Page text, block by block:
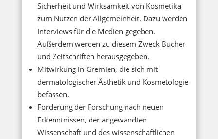
Sicherheit und Wirksamkeit von Kosmetika
zum Nutzen der Allgemeinheit. Dazu werden
Interviews für die Medien gegeben.
Außerdem werden zu diesem Zweck Bücher
und Zeitschriften herausgegeben.
Mitwirkung in Gremien, die sich mit
dermatologischer Ästhetik und Kosmetologie
befassen.
Förderung der Forschung nach neuen
Erkenntnissen, der angewandten
Wissenschaft und des wissenschaftlichen